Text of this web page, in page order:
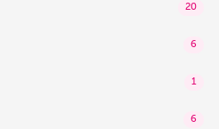
20
6
1
6